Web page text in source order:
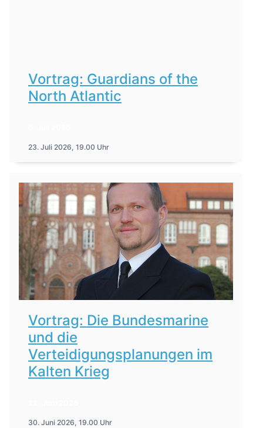
Vortrag: Guardians of the
North Atlantic
23. Juli 2026, 19.00 Uhr
Vortrag: Die Bundesmarine
und die
Verteidigungsplanungen im
Kalten Krieg
30. Juni 2026, 19.00 Uhr